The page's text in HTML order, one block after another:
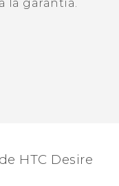
la garantía.
HTC Desire